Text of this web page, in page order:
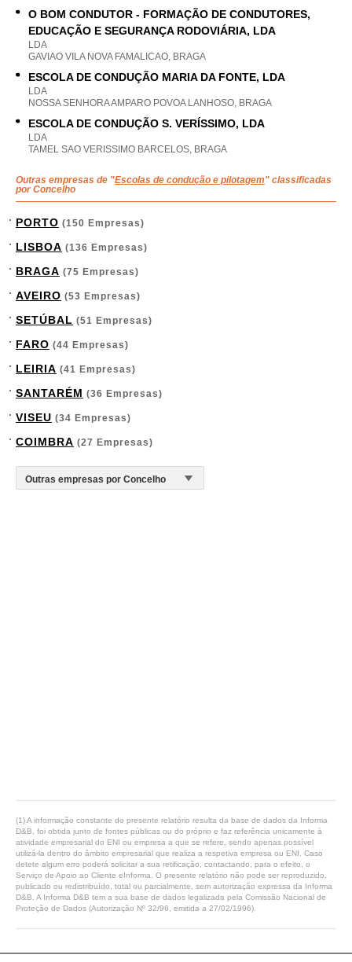
O BOM CONDUTOR - FORMAÇÃO DE CONDUTORES,
EDUCAÇÃO E SEGURANÇA RODOVIÁRIA, LDA
LDA
GAVIAO VILA NOVA FAMALICAO, BRAGA
ESCOLA DE CONDUÇÃO MARIA DA FONTE, LDA
LDA
NOSSA SENHORA AMPARO POVOA LANHOSO, BRAGA
ESCOLA DE CONDUÇÃO S. VERÍSSIMO, LDA
LDA
TAMEL SAO VERISSIMO BARCELOS, BRAGA
Outras empresas de "Escolas de condução e pilotagem" classificadas
por Concelho
PORTO (150 Empresas)
LISBOA (136 Empresas)
BRAGA (75 Empresas)
AVEIRO (53 Empresas)
SETÚBAL (51 Empresas)
FARO (44 Empresas)
LEIRIA (41 Empresas)
SANTARÉM (36 Empresas)
VISEU (34 Empresas)
COIMBRA (27 Empresas)
(1) A informação constante do presente relatório resulta da base de dados da Informa
D&B, foi obtida junto de fontes públicas ou do próprio e faz referência unicamente à
atividade empresarial do ENI ou empresa a que se refere, sendo apenas possível
utilizá-la dentro do âmbito empresarial que realiza a respetiva empresa ou ENI. Caso
detete algum erro poderá solicitar a sua retificação, contactando, para o efeito, o
Serviço de Apoio ao Cliente eInforma. O presente relatório não pode ser reproduzido,
publicado ou redistribuído, total ou parcialmente, sem autorização expressa da Informa
D&B. A Informa D&B tem a sua base de dados legalizada pela Comissão Nacional de
Proteção de Dados (Autorização Nº 32/96, emitida a 27/02/1996).